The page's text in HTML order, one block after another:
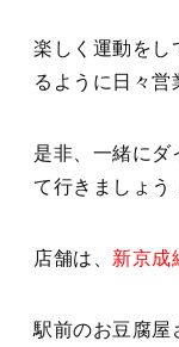
楽しく運動をし
るように日々営
是非、一緒にダ
て行きましょう
店舗は、 新京成
駅前のお豆腐屋